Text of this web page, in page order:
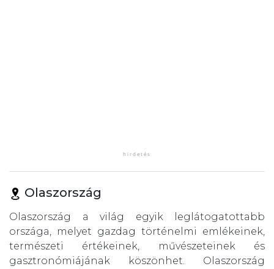
Olaszország
Olaszország a világ egyik leglátogatottabb
országa, melyet gazdag történelmi emlékeinek,
természeti értékeinek, művészeteinek és
gasztronómiájának köszönhet. Olaszország